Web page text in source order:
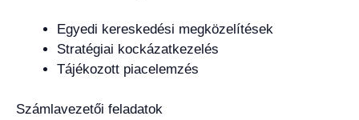
Egyedi kereskedési megközelítések
Stratégiai kockázatkezelés
Tájékozott piacelemzés
Számlavezetői feladatok